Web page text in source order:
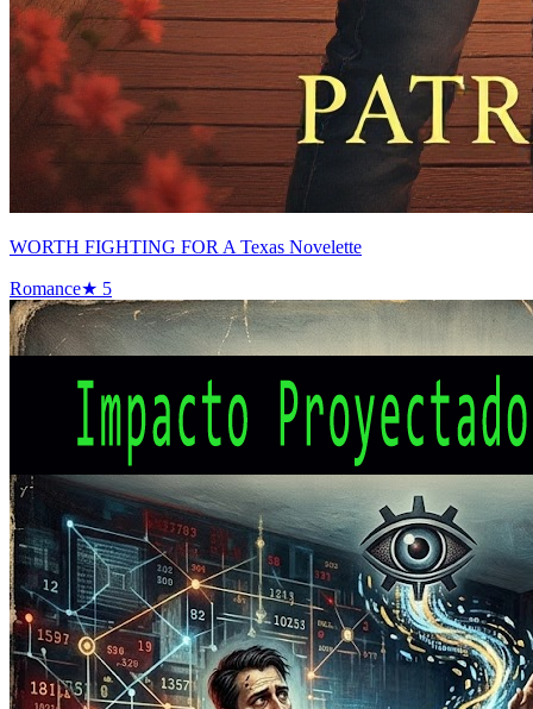
WORTH FIGHTING FOR A Texas Novelette
Romance★ 5